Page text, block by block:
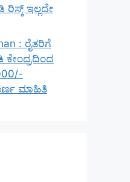
ಇಲ್ಲದೇ
: ರೈತರಿಗೆ
ಮಾಹಿತಿ